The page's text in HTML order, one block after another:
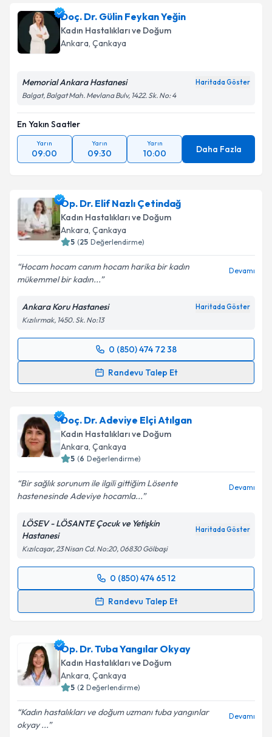
Doç. Dr. Gülin Feykan Yeğin
Kadın Hastalıkları ve Doğum
Ankara, Çankaya
Memorial Ankara Hastanesi Haritada Göster
Balgat, Balgat Mah. Mevlana Bulv, 1422. Sk. No: 4
En Yakın Saatler
Yarın
09:00
Yarın
09:30
Yarın
10:00 Daha Fazla
Op. Dr. Elif Nazlı Çetindağ
Kadın Hastalıkları ve Doğum
Ankara, Çankaya
5 (25 Değerlendirme)
Hocam hocam canım hocam harika bir kadın
mükemmel bir kadın...
Devamı
Ankara Koru Hastanesi Haritada Göster
Kızılırmak, 1450. Sk. No:13
0 (850) 474 72 38
Randevu Talep Et
Randevu Takvimi Talebi
için bir takvim hazırlandığında e-posta ile
bilgilendireceğiz.
E-posta Adresiniz
Kişisel verilerimin işlenmesine ilişkin
Metni'ni okudum ve kişisel verilerimin belirtilen
Takvim Talebini Gönder
Doç. Dr. Adeviye Elçi Atılgan
Kadın Hastalıkları ve Doğum
Ankara, Çankaya
5 (6 Değerlendirme)
Bir sağlık sorunum ile ilgili gittiğim Lösente
hastenesinde Adeviye hocamla...
Devamı
LÖSEV - LÖSANTE Çocuk ve Yetişkin
Hastanesi
Haritada Göster
Kızılcaşar, 23 Nisan Cd. No:20, 06830 Gölbaşi
0 (850) 474 65 12
Randevu Talep Et
Randevu Takvimi Talebi
için bir takvim hazırlandığında e-posta ile
bilgilendireceğiz.
E-posta Adresiniz
Op. Dr. Tuba Yangılar Okyay
Kadın Hastalıkları ve Doğum
Ankara, Çankaya
5 (2 Değerlendirme)
Kadın hastalıkları ve doğum uzmanı tuba yangınlar
okyay ...
Devamı